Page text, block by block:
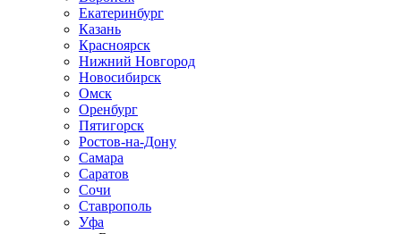
Екатеринбург
Казань
Красноярск
Нижний Новгород
Новосибирск
Омск
Оренбург
Пятигорск
Ростов-на-Дону
Самара
Саратов
Сочи
Ставрополь
Уфа